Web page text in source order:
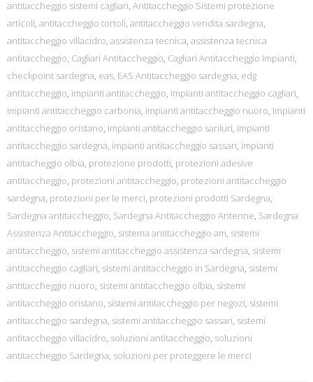
antitaccheggio sistemi cagliari, Antitaccheggio Sistemi protezione
articoli, antitaccheggio tortolì, antitaccheggio vendita sardegna,
antitaccheggio villacidro, assistenza tecnica, assistenza tecnica
antitaccheggio, Cagliari Antitaccheggio, Cagliari Antitaccheggio Impianti,
checkpoint sardegna, eas, EAS Antitaccheggio sardegna, edg
antitaccheggio, impianti antitaccheggio, impianti antitaccheggio cagliari,
impianti antitaccheggio carbonia, impianti antitaccheggio nuoro, impianti
antitaccheggio oristano, impianti antitaccheggio sanluri, impianti
antitaccheggio sardegna, impianti antitaccheggio sassari, impianti
antitacheggio olbia, protezione prodotti, protezioni adesive
antitaccheggio, protezioni antitaccheggio, protezioni antitaccheggio
sardegna, protezioni per le merci, protezioni prodotti Sardegna,
Sardegna antitaccheggio, Sardegna Antitaccheggio Antenne, Sardegna
Assistenza Antitaccheggio, sistema antitaccheggio am, sistemi
antitaccheggio, sistemi antitaccheggio assistenza sardegna, sistemi
antitaccheggio cagliari, sistemi antitaccheggio in Sardegna, sistemi
antitaccheggio nuoro, sistemi antitaccheggio olbia, sistemi
antitaccheggio oristano, sistemi antitaccheggio per negozi, sistemi
antitaccheggio sardegna, sistemi antitaccheggio sassari, sistemi
antitaccheggio villacidro, soluzioni antitaccheggio, soluzioni
antitaccheggio Sardegna, soluzioni per proteggere le merci